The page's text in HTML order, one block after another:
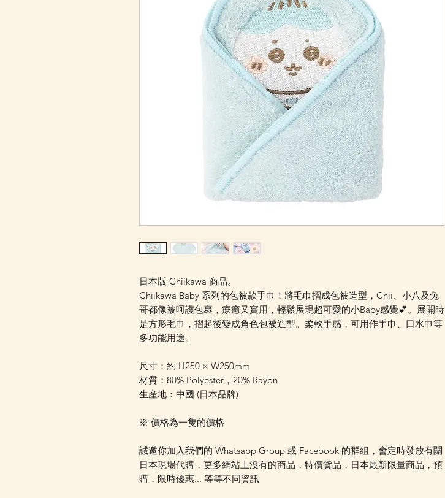
日本版 Chiikawa 商品。
Chiikawa Baby 系列的包被款手巾！將毛巾摺成包被造型，Chii、小八及兔
哥都像被呵護包裹，療癒又實用，輕鬆展現超可愛的小Baby感覺💕。展開時
是方形毛巾，摺起後變成角色包被造型。柔軟手感，可用作手巾、口水巾等
多功能用途。
尺寸：約 H250 × W250mm
材質：80% Polyester，20% Rayon
生産地：中國 (日本品牌)
※ 價格為一隻的價格
誠邀你加入我們的 Whatsapp Group 或 Facebook 的群組，會定時發放有關
日本現場代購，更多網站上沒有的商品，特價貨品，日本最新限量商品，預
購，限時優惠... 等等不同資訊